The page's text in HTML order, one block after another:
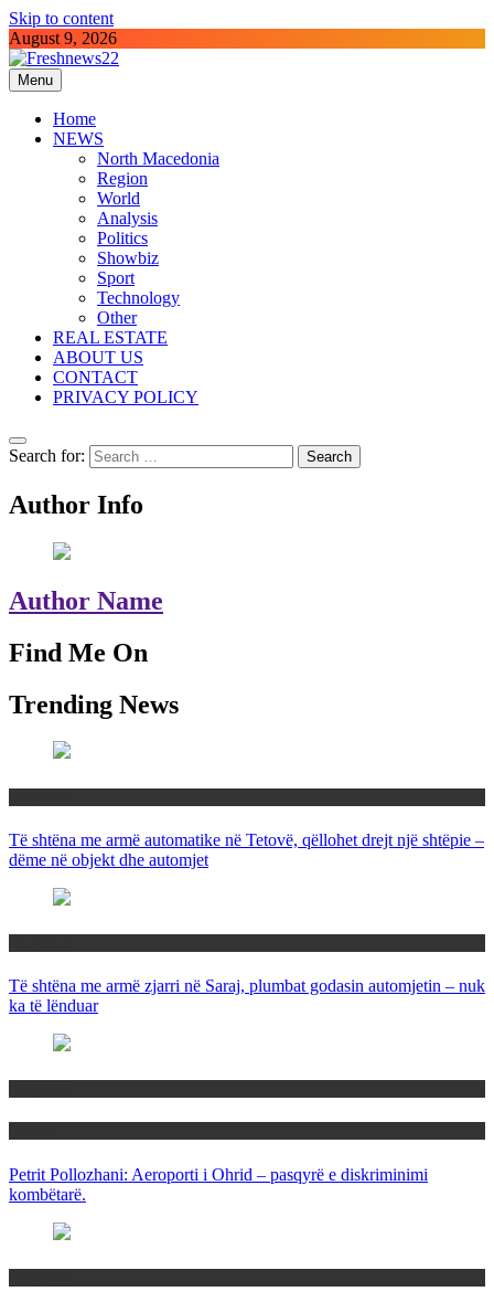
Skip to content
August 9, 2026
Freshnews22
Best News Website in North Macedonia
Menu
Home
NEWS
North Macedonia
Region
World
Analysis
Politics
Showbiz
Sport
Technology
Other
REAL ESTATE
ABOUT US
CONTACT
PRIVACY POLICY
Search for:
Author Info
Author Name
Find Me On
Trending News
Të shtëna me armë automatike në Tetovë, qëllohet drejt një shtëpie –
dëme në objekt dhe automjet
Të shtëna me armë zjarri në Saraj, plumbat godasin automjetin – nuk
ka të lënduar
Petrit Pollozhani: Aeroporti i Ohrid – pasqyrë e diskriminimi
kombëtarë.